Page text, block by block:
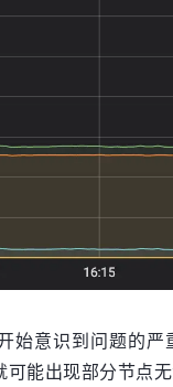
始意识到问题的
能出现部分节点